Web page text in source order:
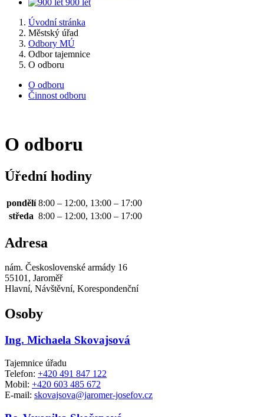
Úvodní stránka
Městský úřad
Odbory MÚ
Odbor tajemnice
O odboru
O odboru
Činnost odboru
O odboru
Úřední hodiny
pondělí 8:00 – 12:00, 13:00 – 17:00
středa 8:00 – 12:00, 13:00 – 17:00
Adresa
nám. Československé armády 16
55101, Jaroměř
Hlavní, Návštěvní, Korespondenční
Osoby
Ing. Michaela Skovajsová
Tajemnice úřadu
Telefon: +420 491 847 122
Mobil: +420 603 485 672
E-mail: skovajsova@jaromer-josefov.cz